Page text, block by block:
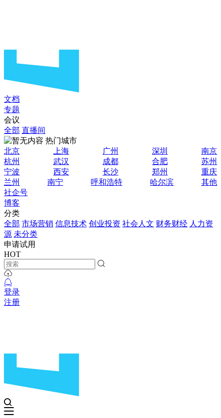
文档
专题
会议
全部 直播间
热门城市
北京
上海 广州 深圳
南京
杭州
武汉 成都 合肥
苏州
宁波
西安 长沙 郑州
重庆
兰州
南宁 呼和浩特 哈尔滨
其他
社企号
博客
分类
全部 市场营销 信息技术 创业投资 社会人文 财务财经 人力资
源 未分类
申请试用
HOT
登录
注册